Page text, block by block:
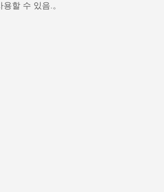
할 수 있음.。